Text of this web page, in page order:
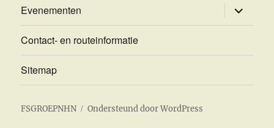
Evenementen
Contact- en routeinformatie
Sitemap
FSGROEPNHN Ondersteund door WordPress